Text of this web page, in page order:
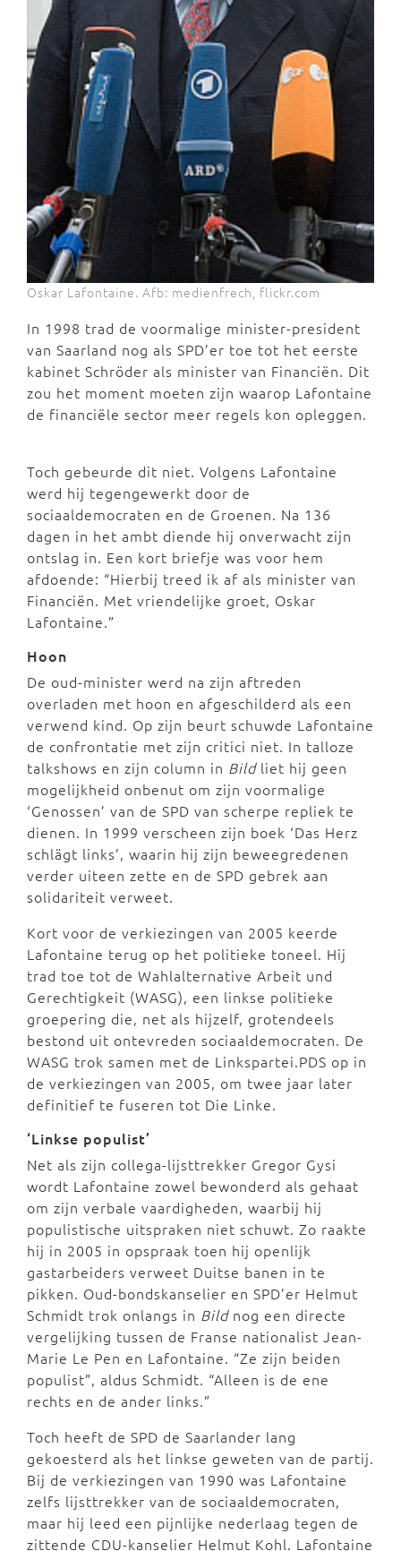
Oskar Lafontaine. Afb: medienfrech, flickr.com
In 1998 trad de voormalige minister-president
van Saarland nog als SPD’er toe tot het eerste
kabinet Schröder als minister van Financiën. Dit
zou het moment moeten zijn waarop Lafontaine
de financiële sector meer regels kon opleggen.
Toch gebeurde dit niet. Volgens Lafontaine
werd hij tegengewerkt door de
sociaaldemocraten en de Groenen. Na 136
dagen in het ambt diende hij onverwacht zijn
ontslag in. Een kort briefje was voor hem
afdoende: “Hierbij treed ik af als minister van
Financiën. Met vriendelijke groet, Oskar
Lafontaine.”
Hoon
De oud-minister werd na zijn aftreden
overladen met hoon en afgeschilderd als een
verwend kind. Op zijn beurt schuwde Lafontaine
de confrontatie met zijn critici niet. In talloze
talkshows en zijn column in Bildliet hij geen
mogelijkheid onbenut om zijn voormalige
‘Genossen’ van de SPD van scherpe repliek te
dienen. In 1999 verscheen zijn boek ‘Das Herz
schlägt links’, waarin hij zijn beweegredenen
verder uiteen zette en de SPD gebrek aan
solidariteit verweet.
Kort voor de verkiezingen van 2005 keerde
Lafontaine terug op het politieke toneel. Hij
trad toe tot de Wahlalternative Arbeit und
Gerechtigkeit (WASG), een linkse politieke
groepering die, net als hijzelf, grotendeels
bestond uit ontevreden sociaaldemocraten. De
WASG trok samen met de Linkspartei.PDS op in
de verkiezingen van 2005, om twee jaar later
definitief te fuseren tot Die Linke.
‘Linkse populist’
Net als zijn collega-lijsttrekker Gregor Gysi
wordt Lafontaine zowel bewonderd als gehaat
om zijn verbale vaardigheden, waarbij hij
populistische uitspraken niet schuwt. Zo raakte
hij in 2005 in opspraak toen hij openlijk
gastarbeiders verweet Duitse banen in te
pikken. Oud-bondskanselier en SPD’er Helmut
Schmidt trok onlangs in Bildnog een directe
vergelijking tussen de Franse nationalist Jean-
Marie Le Pen en Lafontaine. “Ze zijn beiden
populist”, aldus Schmidt. “Alleen is de ene
rechts en de ander links.”
Toch heeft de SPD de Saarlander lang
gekoesterd als het linkse geweten van de partij.
Bij de verkiezingen van 1990 was Lafontaine
zelfs lijsttrekker van de sociaaldemocraten,
maar hij leed een pijnlijke nederlaag tegen de
zittende CDU-kanselier Helmut Kohl. Lafontaine